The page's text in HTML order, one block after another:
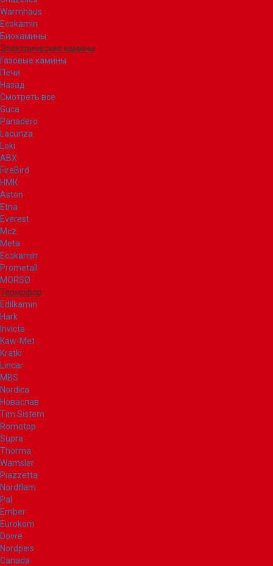
Warmhaus
Ecokamin
Биокамины
Электрические камины
Газовые камины
Печи
Назад
Смотреть все
Guca
Panadero
Lacunza
Loki
ABX
FireBird
НМК
Aston
Etna
Everest
Mcz
Meta
Ecokamin
Prometall
MORSØ
Термофор
Edilkamin
Hark
Invicta
Kaw-Met
Kratki
Lincar
MBS
Nordica
Новаслав
Tim Sistem
Romotop
Supra
Thorma
Wamsler
Piazzetta
Nordflam
Pal
Ember
Eurokom
Dovre
Nordpeis
Canada